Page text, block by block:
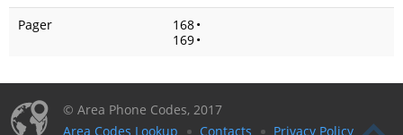
Pager
168•
169•
© Area Phone Codes, 2017
Area Codes Lookup
Contacts Privacy Policy